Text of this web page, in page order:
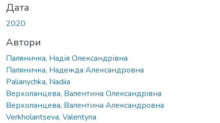
Дата
2020
Автори
Паляничка, Надія Олександрівна
Паляничка, Надежда Александровна
Palianychka, Nadiia
Верхоланцева, Валентина Олександрівна
Верхоланцева, Валентина Александровна
Verkholantseva, Valentyna